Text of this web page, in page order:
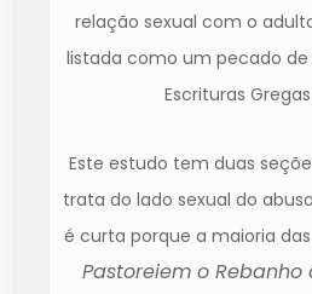
relação sexual com o
listada como um pecado de
Escrituras
Este estudo tem duas
trata do lado sexual do
é curta porque a maioria
Pastoreiem o Rebanho